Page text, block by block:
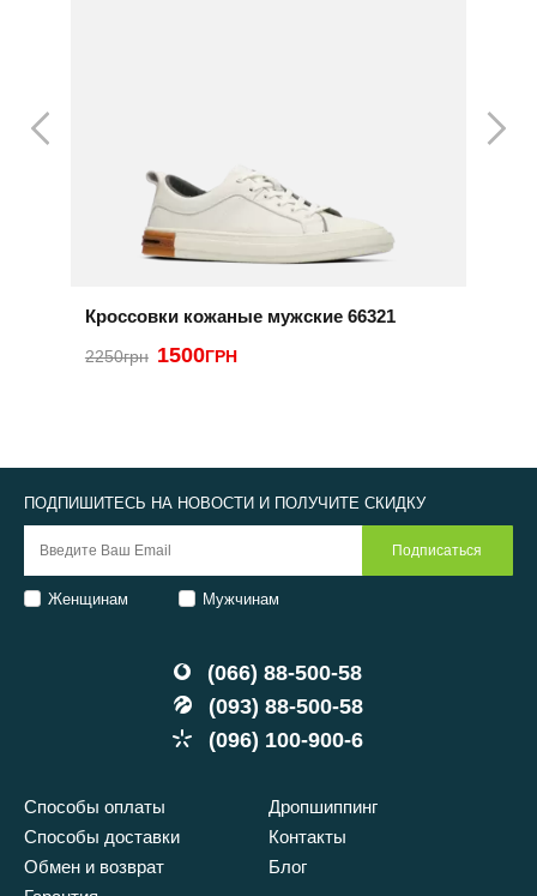
Кроссовки кожаные мужские 66321
2250грн 1500ГРН
(066) 88-500-58
(093) 88-500-58
(096) 100-900-6
Способы оплаты
Способы доставки
Обмен и возврат
Дропшиппинг
Контакты
Блог
ПОДПИШИТЕСЬ НА НОВОСТИ И ПОЛУЧИТЕ СКИДКУ
Женщинам Мужчинам